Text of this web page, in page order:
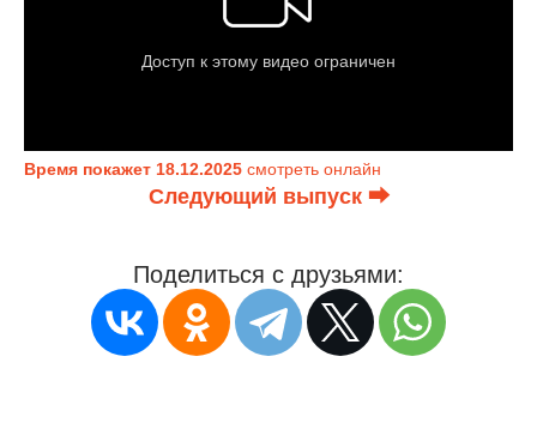
Время покажет 18.12.2025 смотреть онлайн
Следующий выпуск ⮕
Поделиться с друзьями: